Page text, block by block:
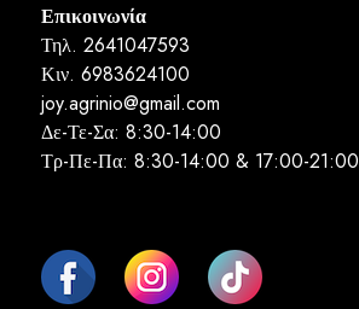
Επικοινωνία
Τηλ. 2641047593
Κιν. 6983624100
joy.agrinio@gmail.com
Δε-Τε-Σα: 8:30-14:00
Τρ-Πε-Πα: 8:30-14:00 & 17:00-21:00